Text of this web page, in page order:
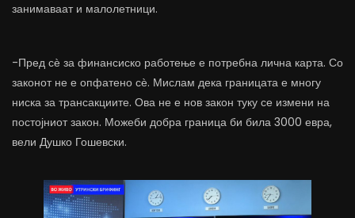
занимаваат и малолетници.
-Пред сѐ за финансиско работење е потребна лична карта. Со
законот не е опфатено сѐ. Мислам дека границата е многу
ниска за трансакциите. Ова не е нов закон туку се измени на
постојниот закон. Можеби добра граница би била 3000 евра,
вели Душко Гошевски.